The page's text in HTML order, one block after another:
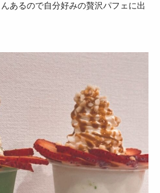
あるので自分好みの贅沢パフェに出